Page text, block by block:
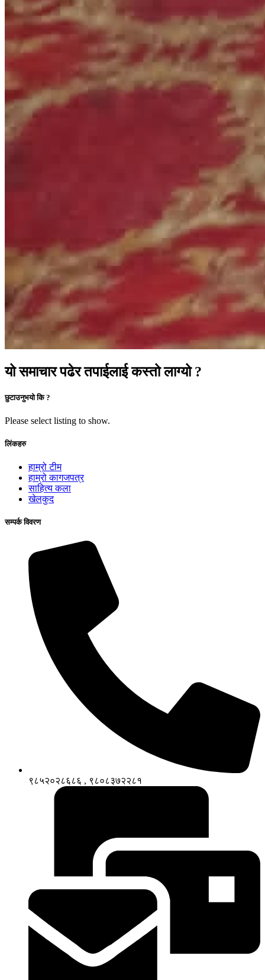
यो समाचार पढेर तपाईलाई कस्तो लाग्यो ?
छुटाउनुभयो कि ?
Please select listing to show.
लिंकहरु
हाम्रो टीम
हाम्रो कागजपत्र
साहित्य कला
खेलकुद
सम्पर्क विवरण
९८५२०२८६८६ , ९८०८३७२२८१